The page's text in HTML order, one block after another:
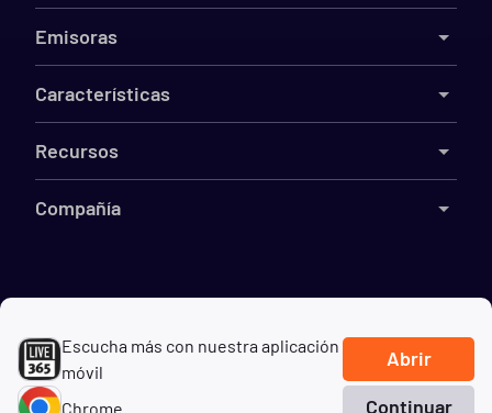
Escucha más con nuestra aplicación
móvil
Abrir
Chrome Continuar
Emisoras
Características
Recursos
Compañía
TérminosDMCAPrivacidad CookiesNo vender mi información